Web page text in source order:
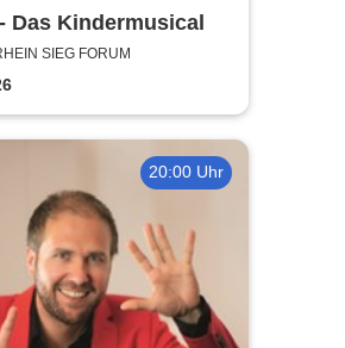
Das Kindermusical
SIEG FORUM
20:00 Uhr